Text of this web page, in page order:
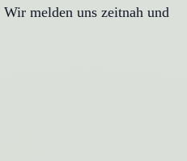
melden uns zeitnah und